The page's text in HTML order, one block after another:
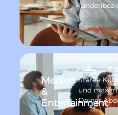
Medien
&
Entertainment
Stärke
und
Deiner